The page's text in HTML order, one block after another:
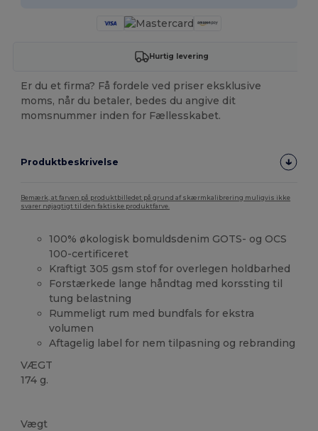
Hurtig levering
Er du et firma? Få fordele ved priser eksklusive
moms, når du betaler, bedes du angive dit
momsnummer inden for Fællesskabet.
Produktbeskrivelse
Bemærk, at farven på produktbilledet på grund af skærmkalibrering muligvis ikke
svarer nøjagtigt til den faktiske produktfarve.
100% økologisk bomuldsdenim GOTS- og OCS
100-certificeret
Kraftigt 305 gsm stof for overlegen holdbarhed
Forstærkede lange håndtag med korssting til
tung belastning
Rummeligt rum med bundfals for ekstra
volumen
Aftagelig label for nem tilpasning og rebranding
VÆGT
174 g.
Vægt